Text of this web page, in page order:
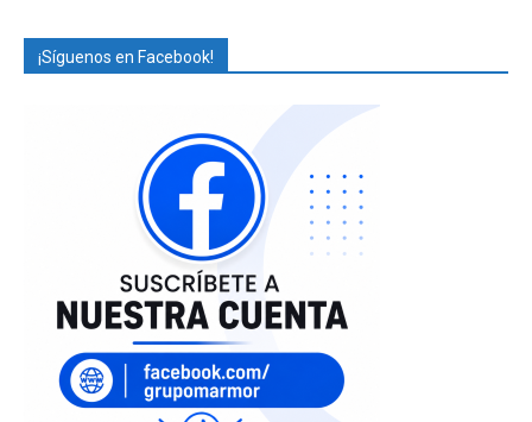
¡Síguenos en Facebook!